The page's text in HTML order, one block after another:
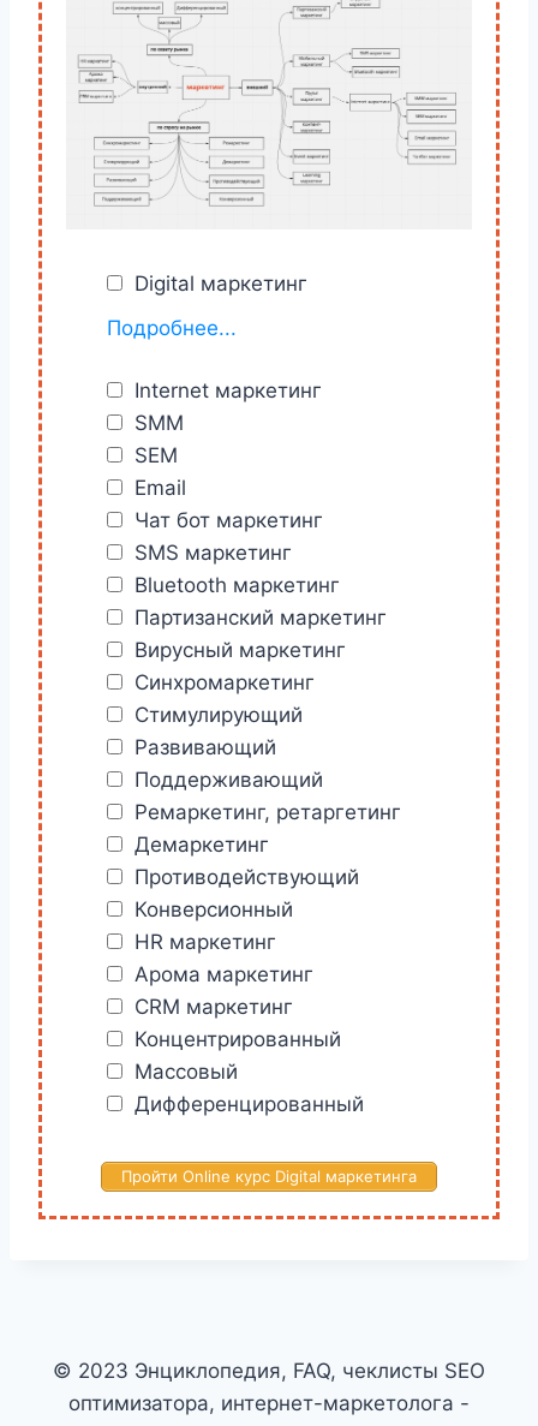
Digital маркетинг
Включает в себя все каналы и
сеть Internet, в т.ч. иInternet
маркетинг
очередь, делится на SMM, SEM и
т.д.
Подробнее...
Internet маркетинг
SMM
SEM
Email
Чат бот маркетинг
SMS маркетинг
Bluetooth маркетинг
Партизанский маркетинг
Вирусный маркетинг
Синхромаркетинг
Стимулирующий
Развивающий
Поддерживающий
Ремаркетинг, ретаргетинг
Демаркетинг
Противодействующий
Конверсионный
HR маркетинг
Арома маркетинг
CRM маркетинг
Концентрированный
Массовый
Дифференцированный
Пройти Online курс Digital маркетинга
© 2023 Энциклопедия, FAQ, чеклисты SEO
оптимизатора, интернет-маркетолога -